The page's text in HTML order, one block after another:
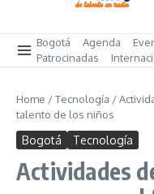
Bogotá Agenda
Patrocinadas
Home /Tecnología /
talento de los niños
Bogotá Tecnología
Actividades